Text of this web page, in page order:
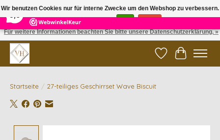
5 Reviews ×
✓ Gratis verzending vanaf €200 | ✓ 14 dagen retourneren
Wunschzettel
Ihr
Startseite / 27-teiliges Geschirrset Wave Biscuit
Wir benutzen Cookies nur für interne Zwecke um den Webshop zu verbessern.
Ist das in Ordnung?
Für weitere Informationen beachten Sie bitte unsere Datenschutzerklärung. »